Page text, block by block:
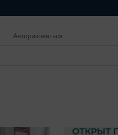
Авторизоваться